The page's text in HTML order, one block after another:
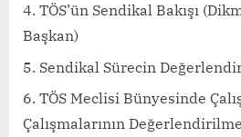
TÖS’ün Sendikal Bakışı
Başkan)
Sendikal Sürecin
TÖS Meclisi Bünyesinde
Çalışmalarının